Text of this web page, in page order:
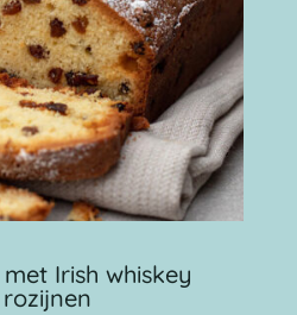
Irish whiskey